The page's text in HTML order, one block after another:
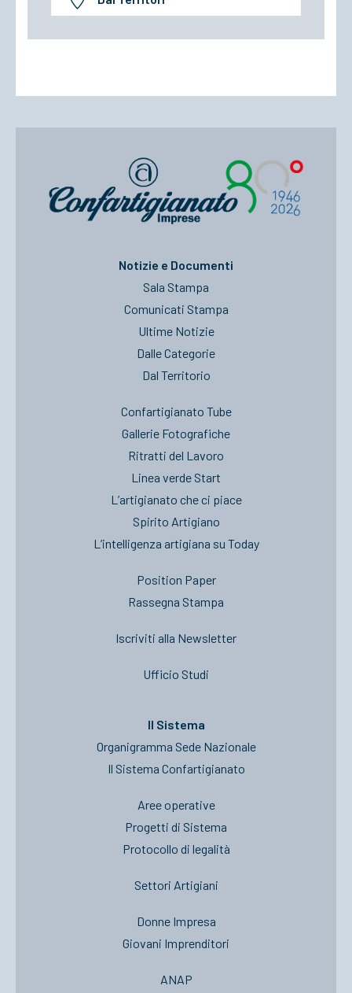
Notizie e Documenti
Sala Stampa
Comunicati Stampa
Ultime Notizie
Dalle Categorie
Dal Territorio
Confartigianato Tube
Gallerie Fotografiche
Ritratti del Lavoro
Linea verde Start
L’artigianato che ci piace
Spirito Artigiano
L’intelligenza artigiana su Today
Position Paper
Rassegna Stampa
Iscriviti alla Newsletter
Ufficio Studi
Il Sistema
Organigramma Sede Nazionale
Il Sistema Confartigianato
Aree operative
Progetti di Sistema
Protocollo di legalità
Settori Artigiani
Donne Impresa
Giovani Imprenditori
ANAP